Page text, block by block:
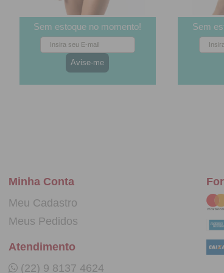
(3)
Conjunto de Lingerie em
Renda Sensual | Manuela
1814
Sem estoque no momento!
Robe
Sem
Minha Conta
Meu Cadastro
Meus Pedidos
Atendimento
(22) 9 8137 4624